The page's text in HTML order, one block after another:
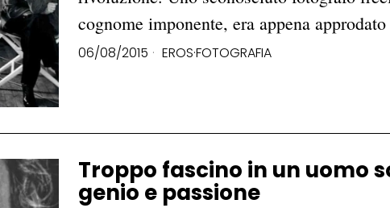
cognome imponente, era appena
06/08/2015 EROS·FOTOGRAFIA
Troppo fascino in un uomo
genio e passione